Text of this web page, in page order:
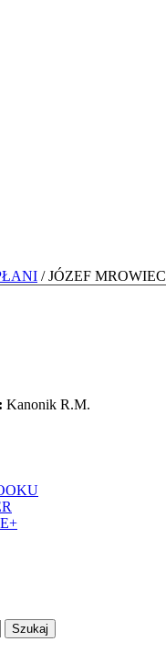
/ JÓZEF MROWIEC
Kanonik R.M.